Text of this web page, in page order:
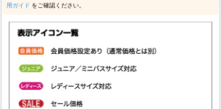
用ガイド をご確認ください。